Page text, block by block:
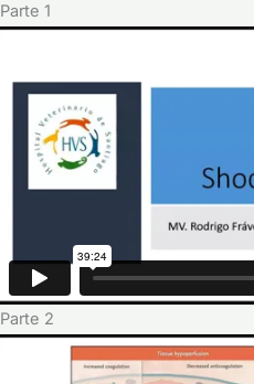
Parte 1
Parte 2